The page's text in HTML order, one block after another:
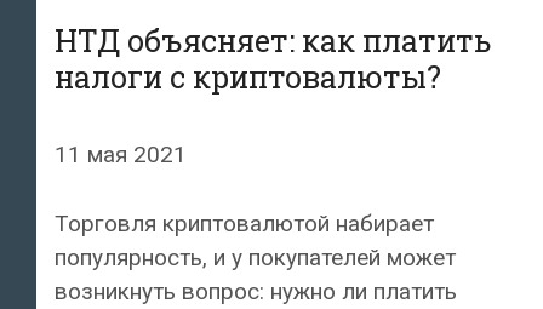
НТД объясняет: как платить
налоги с криптовалюты?
11 мая 2021
Торговля криптовалютой набирает
популярность, и у покупателей может
возникнуть вопрос: нужно ли платить